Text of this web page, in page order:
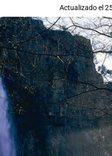
TURISMO
TIENDA
AGENDA
OFERTAS
CONTACTO
Actualizado el